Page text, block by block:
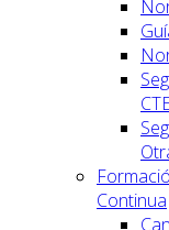
Continua